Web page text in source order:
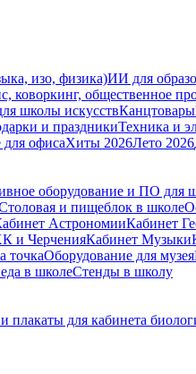
изо, физика)ИИ для
коворкинг, общественное
школы искусствКанцтовары
и праздникиТехника и
для офисаХиты 2026Лето 2026
оборудование и ПО для
и пищеблок в школе
АстрономииКабинет
и ЧерченияКабинет Музыки
точкаОборудование для музея
в школеСтенды в школу
плакаты для кабинета